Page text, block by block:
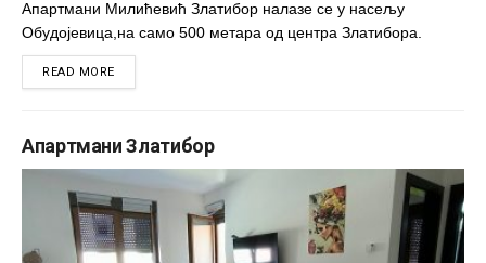
Апартмани Милићевић Златибор налазе се у насељу
Обудојевица,на само 500 метара од центра Златибора.
READ MOREDETAILS
Апартмани Златибор